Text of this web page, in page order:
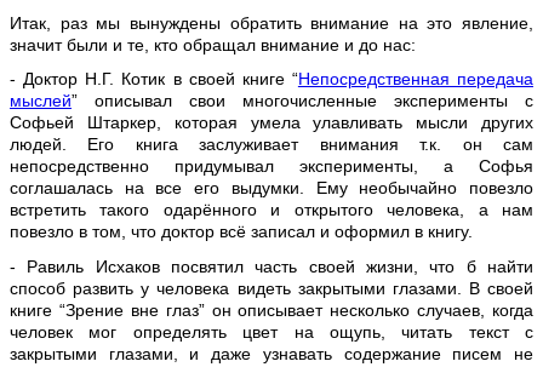
Итак, раз мы вынуждены обратить внимание на это явление,
значит были и те, кто обращал внимание и до нас:
- Доктор Н.Г. Котик в своей книге “Непосредственная передача
мыслей” описывал свои многочисленные эксперименты с
Софьей Штаркер, которая умела улавливать мысли других
людей. Его книга заслуживает внимания т.к. он сам
непосредственно придумывал эксперименты, а Софья
соглашалась на все его выдумки. Ему необычайно повезло
встретить такого одарённого и открытого человека, а нам
повезло в том, что доктор всё записал и оформил в книгу.
- Равиль Исхаков посвятил часть своей жизни, что б найти
способ развить у человека видеть закрытыми глазами. В своей
книге “Зрение вне глаз” он описывает несколько случаев, когда
человек мог определять цвет на ощупь, читать текст с
закрытыми глазами, и даже узнавать содержание писем не